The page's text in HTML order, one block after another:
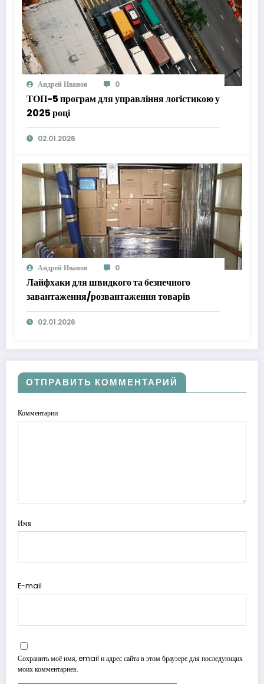
Андрей Иванов 0
ТОП-5 програм для управління логістикою у
2025 році
02.01.2026
Андрей Иванов 0
Лайфхаки для швидкого та безпечного
завантаження/розвантаження товарів
02.01.2026
ОТПРАВИТЬ КОММЕНТАРИЙ
Комментарии
Имя
E-mail
Сохранить моё имя, email и адрес сайта в этом браузере для последующих
моих комментариев.